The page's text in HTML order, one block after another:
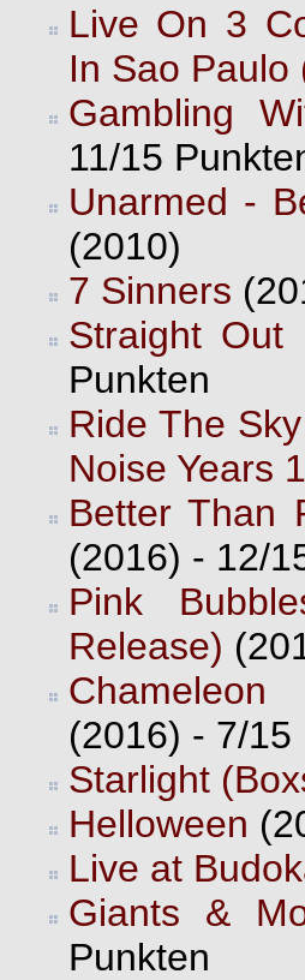
Live On 3
In Sao Paulo
Gambling
11/15
Unarmed -
(2010)
7 Sinners
Straight Out
Punkten
Ride The
Noise Years
Better Than
(2016) - 12/
Pink
Release)
(2016) - 7/15
Starlight
Helloween
Live at
Giants &
Punkten